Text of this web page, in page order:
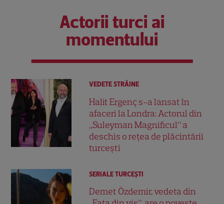
Actorii turci ai
momentului
VEDETE STRĂINE
Halit Ergenç s-a lansat în
afaceri la Londra: Actorul din
„Suleyman Magnificul” a
deschis o rețea de plăcintării
turcești
SERIALE TURCEŞTI
Demet Özdemir, vedeta din